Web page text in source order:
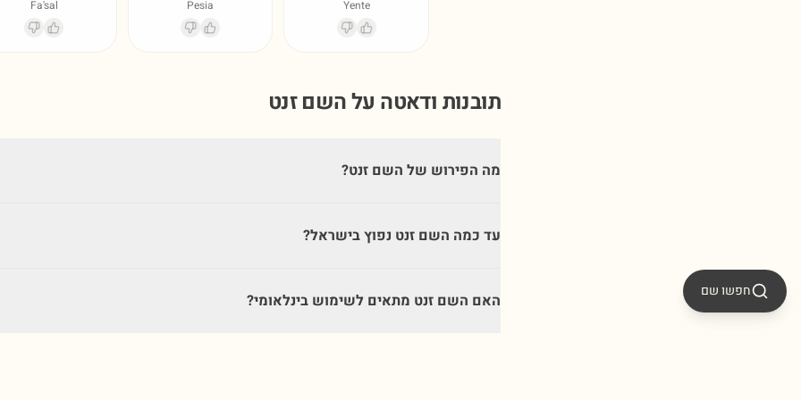
Yente
Pesia
Fa'sal
תובנות ודאטה על השםזנט
מה הפירוש של השם זנט?
עד כמה השם זנט נפוץ בישראל?
האם השם זנט מתאים לשימוש בינלאומי? חפשו שם